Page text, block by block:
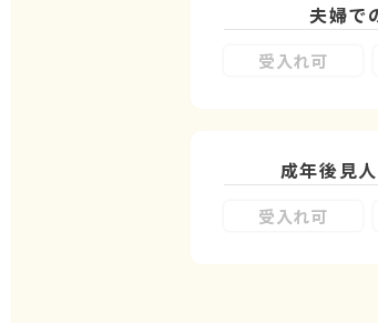
夫婦で
受入れ可
成年後見
受入れ可